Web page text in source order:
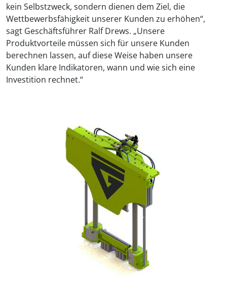
kein Selbstzweck, sondern dienen dem Ziel, die
Wettbewerbsfähigkeit unserer Kunden zu erhöhen“,
sagt Geschäftsführer Ralf Drews. „Unsere
Produktvorteile müssen sich für unsere Kunden
berechnen lassen, auf diese Weise haben unsere
Kunden klare Indikatoren, wann und wie sich eine
Investition rechnet.“